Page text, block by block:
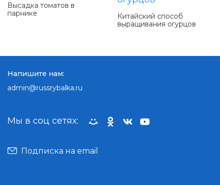
Высадка томатов в
парнике
Китайский способ
выращивания огурцов
Мы в соц сетях:
Подписка на email
Напишите нам:
admin@russrybalka.ru